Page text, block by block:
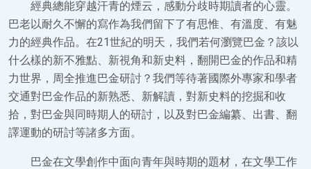
經典總能穿越汗青的煙云，感動分歧時期讀者的心靈。
巴老以耐久不懈的寫作為我們留下了有思惟、有溫度、有魅
力的經典作品。在21世紀的明天，我們若何瀏覽巴金？該以
什么樣的新不雅點、新視角和新史料，翻開巴金的作品和精
力世界，周全推進巴金研討？我們等待著國際外專家和學者
交通對巴金作品的新熟悉、新解讀，對新史料的挖掘和收
拾，對巴金與同時期人的研討，以及對巴金編纂、出書、翻
譯運動的研討等諸多方面。
巴金在文學創作中面向青年與時期的題材，在文學工作